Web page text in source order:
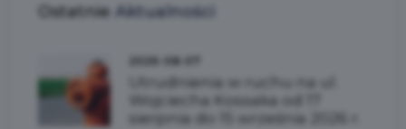
Ostatnie Aktualności
2026-08-07
Utrudnienia w ruchu na ul.
Wojciecha Kossaka od 17
sierpnia do 15 września 2026 r.